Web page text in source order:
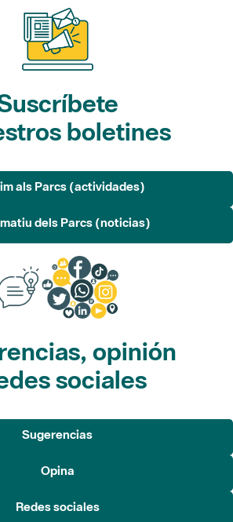
boletines
als Parcs (actividades)
dels Parcs (noticias)
opinión
sociales
Sugerencias
Opina
Redes sociales